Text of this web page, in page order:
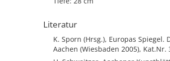
Literatur
K. Sporn (Hrsg.), Europas
Aachen (Wiesbaden 2005), Kat.Nr.